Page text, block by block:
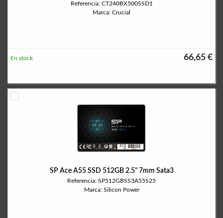
Referencia: CT240BX500SSD1
Marca: Crucial
66,65 €
En stock
SP Ace A55 SSD 512GB 2.5" 7mm Sata3
Referencia: SP512GBSS3A55S25
Marca: Silicon Power